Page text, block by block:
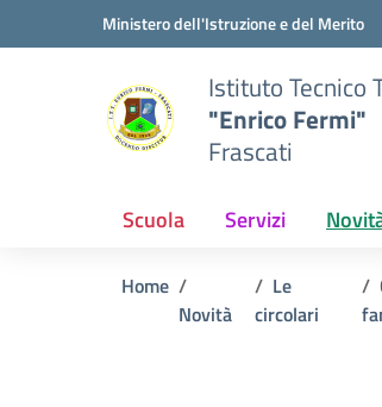
Vai ai contenuti
Vai al menu di navigazioneMinistero dell'Istruzione e del Merito
Istituto Tecnico
"Enrico Fermi"
Frascati
Scuola Servizi
Home
Novità
Le
circolari